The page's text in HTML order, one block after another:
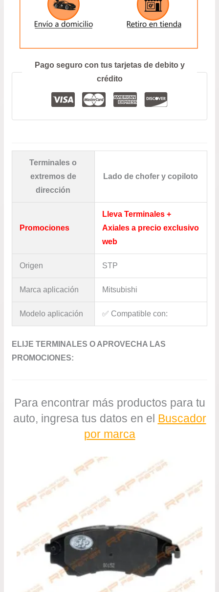
Pago seguro con tus tarjetas de debito y
crédito
Terminales o
extremos de
dirección
Lado de chofer y copiloto
Promociones
Lleva Terminales +
Axiales a precio exclusivo
web
Origen STP
Marca aplicación Mitsubishi
Modelo aplicación ✅​ Compatible con:
ELIJE TERMINALES O APROVECHA LAS
PROMOCIONES:
Para encontrar más productos para tu
auto, ingresa tus datos en el Buscador
por marca